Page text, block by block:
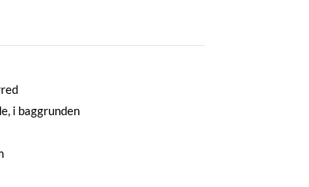
i baggrunden